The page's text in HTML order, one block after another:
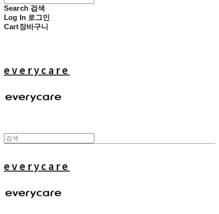
Search 검색
Log In 로그인
Cart장바구니
everycare
everycare